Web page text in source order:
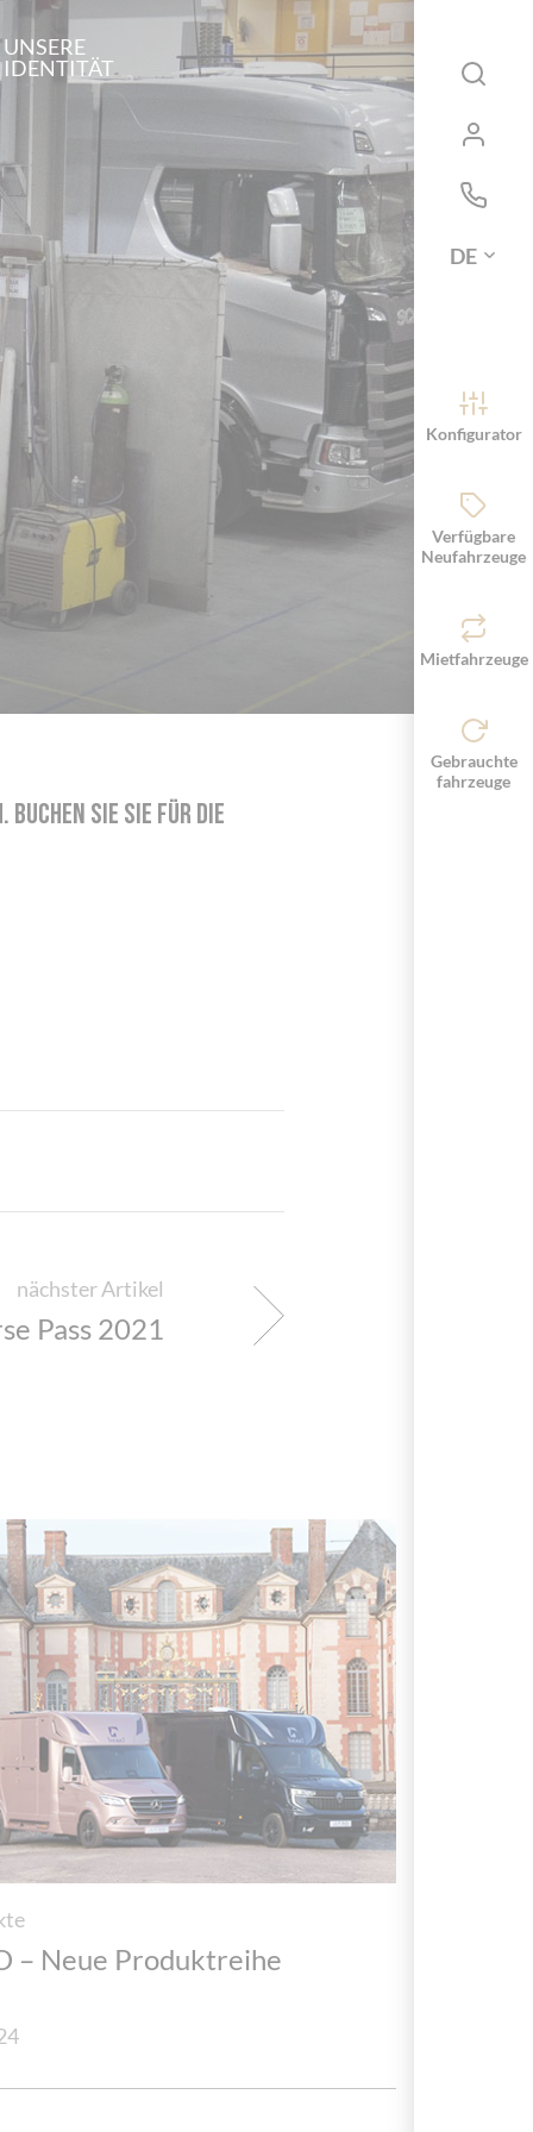
DE
Konfigurator
Verfügbare
Neufahrzeuge
Mietfahrzeuge
Gebrauchte
fahrzeuge
UNSERE
IDENTITÄT
Sie sie für die
nächster Artikel
Pass 2021
– Neue Produktreihe